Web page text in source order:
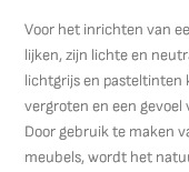
Voor het inrichten van
lijken, zijn lichte en
lichtgrijs en pasteltinten
vergroten en een
Door gebruik te maken
meubels, wordt het